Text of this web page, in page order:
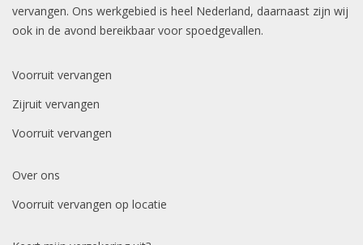
vervangen. Ons werkgebied is heel Nederland, daarnaast zijn wij
ook in de avond bereikbaar voor spoedgevallen.
Voorruit vervangen
Zijruit vervangen
Voorruit vervangen
Over ons
Voorruit vervangen op locatie